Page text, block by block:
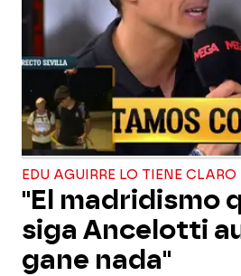
EDU AGUIRRE LO TIENE CLARO
"El madridismo
siga Ancelotti
gane nada"